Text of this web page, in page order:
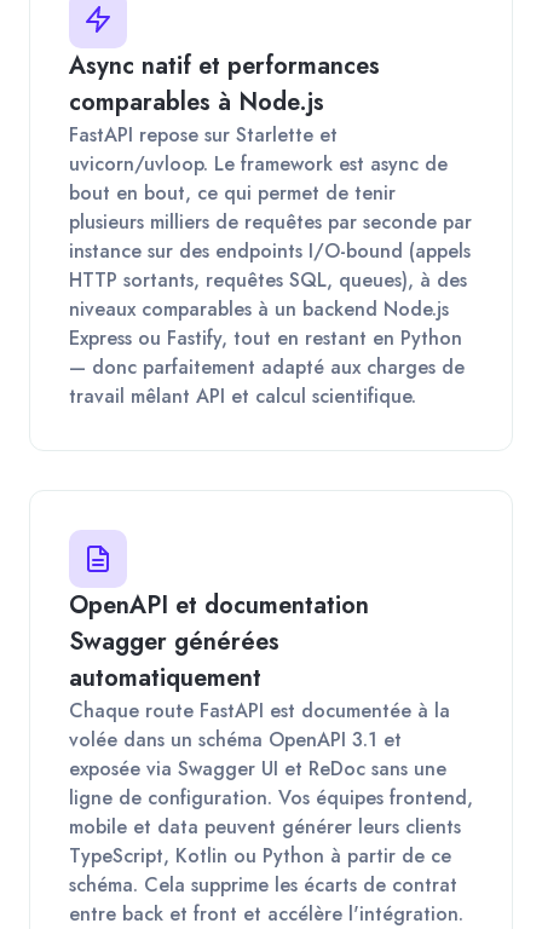
Async natif et performances
comparables à Node.js
FastAPI repose sur Starlette et
uvicorn/uvloop. Le framework est async de
bout en bout, ce qui permet de tenir
plusieurs milliers de requêtes par seconde par
instance sur des endpoints I/O-bound (appels
HTTP sortants, requêtes SQL, queues), à des
niveaux comparables à un backend Node.js
Express ou Fastify, tout en restant en Python
— donc parfaitement adapté aux charges de
travail mêlant API et calcul scientifique.
OpenAPI et documentation
Swagger générées
automatiquement
Chaque route FastAPI est documentée à la
volée dans un schéma OpenAPI 3.1 et
exposée via Swagger UI et ReDoc sans une
ligne de configuration. Vos équipes frontend,
mobile et data peuvent générer leurs clients
TypeScript, Kotlin ou Python à partir de ce
schéma. Cela supprime les écarts de contrat
entre back et front et accélère l'intégration.